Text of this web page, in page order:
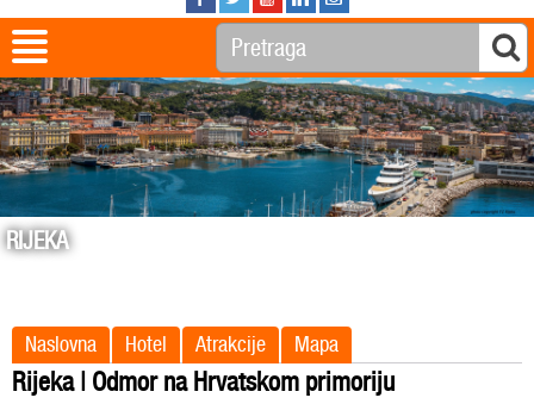
RIJEKA
Naslovna Hotel Atrakcije Mapa
Rijeka | Odmor na Hrvatskom primoriju